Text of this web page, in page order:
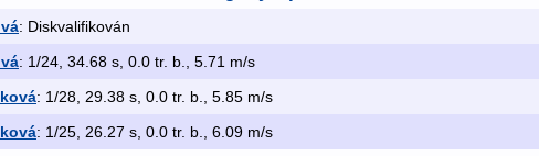
: Diskvalifikován
: 1/24, 34.68 s, 0.0 tr. b., 5.71 m/s
: 1/28, 29.38 s, 0.0 tr. b., 5.85 m/s
: 1/25, 26.27 s, 0.0 tr. b., 6.09 m/s